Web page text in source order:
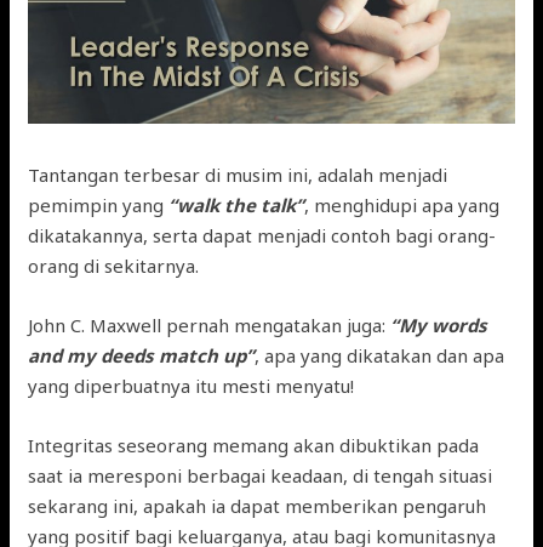
Tantangan terbesar di musim ini, adalah menjadi
pemimpin yang “walk the talk”, menghidupi apa yang
dikatakannya, serta dapat menjadi contoh bagi orang-
orang di sekitarnya.
John C. Maxwell pernah mengatakan juga: “My words
and my deeds match up”, apa yang dikatakan dan apa
yang diperbuatnya itu mesti menyatu!
Integritas seseorang memang akan dibuktikan pada
saat ia meresponi berbagai keadaan, di tengah situasi
sekarang ini, apakah ia dapat memberikan pengaruh
yang positif bagi keluarganya, atau bagi komunitasnya